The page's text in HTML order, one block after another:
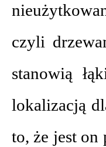
czyli
stanowią
lokalizacją
to, że jest on